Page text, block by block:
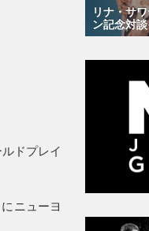
ドプレイ
ニューヨ
リナ・サ
ン記念対